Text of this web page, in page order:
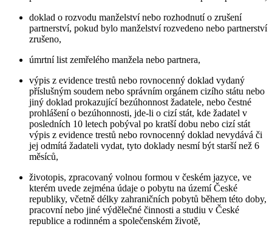
doklad o rozvodu manželství nebo rozhodnutí o zrušení
partnerství, pokud bylo manželství rozvedeno nebo partnerství
zrušeno,
úmrtní list zemřelého manžela nebo partnera,
výpis z evidence trestů nebo rovnocenný doklad vydaný
příslušným soudem nebo správním orgánem cizího státu nebo
jiný doklad prokazující bezúhonnost žadatele, nebo čestné
prohlášení o bezúhonnosti, jde-li o cizí stát, kde žadatel v
posledních 10 letech pobýval po kratší dobu nebo cizí stát
výpis z evidence trestů nebo rovnocenný doklad nevydává či
jej odmítá žadateli vydat, tyto doklady nesmí být starší než 6
měsíců,
životopis, zpracovaný volnou formou v českém jazyce, ve
kterém uvede zejména údaje o pobytu na území České
republiky, včetně délky zahraničních pobytů během této doby,
pracovní nebo jiné výdělečné činnosti a studiu v České
republice a rodinném a společenském životě,